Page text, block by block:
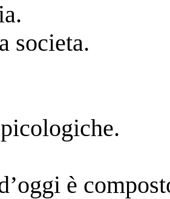
societa.
è